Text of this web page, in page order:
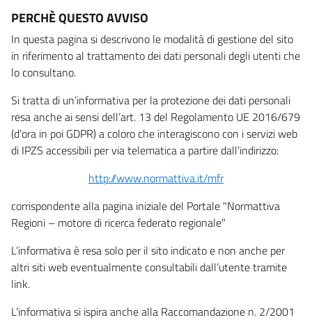
PERCHÈ QUESTO AVVISO
In questa pagina si descrivono le modalità di gestione del sito
in riferimento al trattamento dei dati personali degli utenti che
lo consultano.
Si tratta di un’informativa per la protezione dei dati personali
resa anche ai sensi dell’art. 13 del Regolamento UE 2016/679
(d’ora in poi GDPR) a coloro che interagiscono con i servizi web
di IPZS accessibili per via telematica a partire dall’indirizzo:
http://www.normattiva.it/mfr
corrispondente alla pagina iniziale del Portale "Normattiva
Regioni – motore di ricerca federato regionale"
L’informativa è resa solo per il sito indicato e non anche per
altri siti web eventualmente consultabili dall’utente tramite
link.
L’informativa si ispira anche alla Raccomandazione n. 2/2001